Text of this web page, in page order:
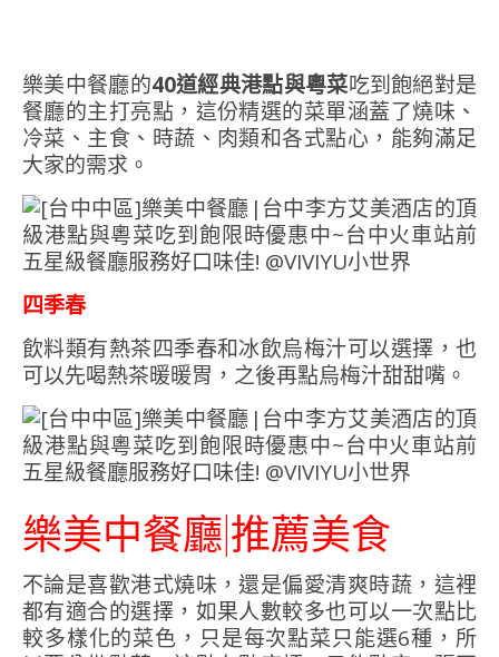
樂美中餐廳的40道經典港點與粵菜吃到飽絕對是
餐廳的主打亮點，這份精選的菜單涵蓋了燒味、
冷菜、主食、時蔬、肉類和各式點心，能夠滿足
大家的需求。
四季春
飲料類有熱茶四季春和冰飲烏梅汁可以選擇，也
可以先喝熱茶暖暖胃，之後再點烏梅汁甜甜嘴。
樂美中餐廳|推薦美食
不論是喜歡港式燒味，還是偏愛清爽時蔬，這裡
都有適合的選擇，如果人數較多也可以一次點比
較多樣化的菜色，只是每次點菜只能選6種，所